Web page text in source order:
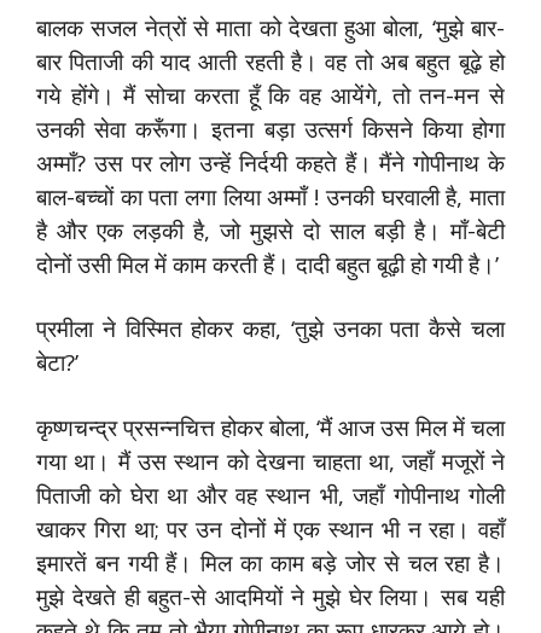
बालक सजल नेत्रों से माता को देखता हुआ बोला, ‘मुझे बार-
बार पिताजी की याद आती रहती है। वह तो अब बहुत बूढ़े हो
गये होंगे। मैं सोचा करता हूँ कि वह आयेंगे, तो तन-मन से
उनकी सेवा करूँगा। इतना बड़ा उत्सर्ग किसने किया होगा
अम्माँ? उस पर लोग उन्हें निर्दयी कहते हैं। मैंने गोपीनाथ के
बाल-बच्चों का पता लगा लिया अम्माँ ! उनकी घरवाली है, माता
है और एक लड़की है, जो मुझसे दो साल बड़ी है। माँ-बेटी
दोनों उसी मिल में काम करती हैं। दादी बहुत बूढ़ी हो गयी है।’
प्रमीला ने विस्मित होकर कहा, ‘तुझे उनका पता कैसे चला
बेटा?’
कृष्णचन्द्र प्रसन्नचित्त होकर बोला, ‘मैं आज उस मिल में चला
गया था। मैं उस स्थान को देखना चाहता था, जहाँ मजूरों ने
पिताजी को घेरा था और वह स्थान भी, जहाँ गोपीनाथ गोली
खाकर गिरा था; पर उन दोनों में एक स्थान भी न रहा। वहाँ
इमारतें बन गयी हैं। मिल का काम बड़े जोर से चल रहा है।
मुझे देखते ही बहुत-से आदमियों ने मुझे घेर लिया। सब यही